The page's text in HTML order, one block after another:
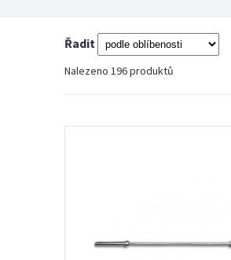
Řadit
Nalezeno 196 produktů